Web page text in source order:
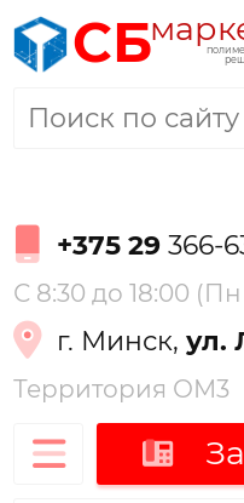
СБ
+375 29 366-
С 8:30 до 18:00
г. Минск,ул.
Территория ОМ3